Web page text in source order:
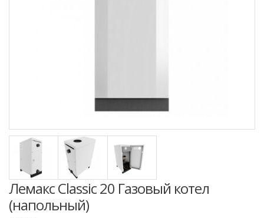
Лемакс Classic 20 Газовый котел
(напольный)